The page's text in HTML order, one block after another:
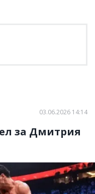
03.06.2026 14:14
за Дмитрия